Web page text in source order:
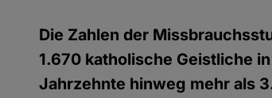
Die Zahlen der
1.670 katholische Geistliche
Jahrzehnte hinweg mehr als